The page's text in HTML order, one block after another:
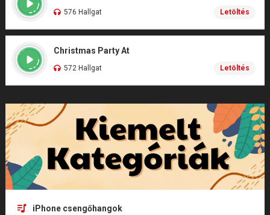
576 Hallgat Letöltés
Christmas Party At
572 Hallgat Letöltés
iPhone csengőhangok